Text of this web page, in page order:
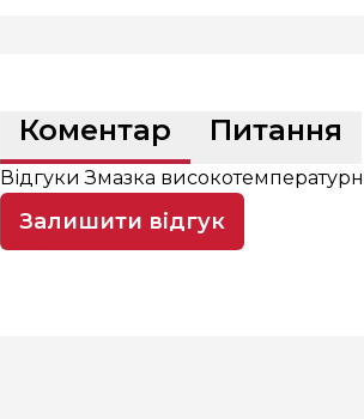
Коментар Питання
Відгуки Змазка
Залишити відгук